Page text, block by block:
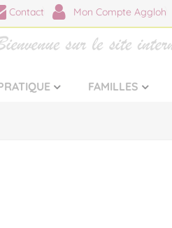
Contact Mon Compte Aggloh
FAMILLES